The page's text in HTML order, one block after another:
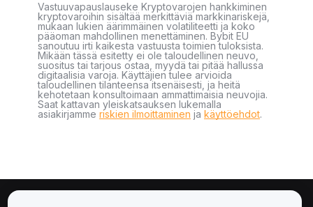
Vastuuvapauslauseke Kryptovarojen hankkiminen
kryptovaroihin sisältää merkittäviä markkinariskejä,
mukaan lukien äärimmäinen volatiliteetti ja koko
pääoman mahdollinen menettäminen. Bybit EU
sanoutuu irti kaikesta vastuusta toimien tuloksista.
Mikään tässä esitetty ei ole taloudellinen neuvo,
suositus tai tarjous ostaa, myydä tai pitää hallussa
digitaalisia varoja. Käyttäjien tulee arvioida
taloudellinen tilanteensa itsenäisesti, ja heitä
kehotetaan konsultoimaan ammattimaisia neuvojia.
Saat kattavan yleiskatsauksen lukemalla
asiakirjamme riskien ilmoittaminen ja käyttöehdot.